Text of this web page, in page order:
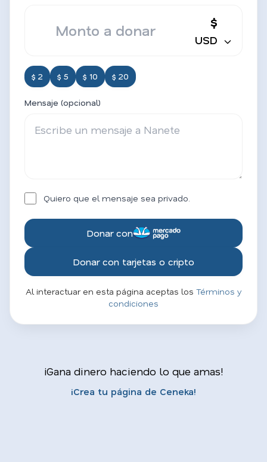
$
USD
$ 2 $ 5 $ 10 $ 20
Mensaje (opcional)
Quiero que el mensaje sea privado.
Donar con
Donar con tarjetas o cripto
Al interactuar en esta página aceptas los Términos y
condiciones
¡Gana dinero haciendo lo que amas!
¡Crea tu página de Ceneka!